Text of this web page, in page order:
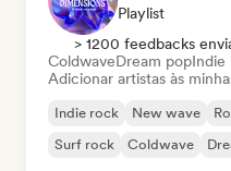
Playlist
> 1200 feedbacks
ColdwaveDream popIndie
Adicionar artistas às
Indie rock New wave
Surf rock
Coldwave